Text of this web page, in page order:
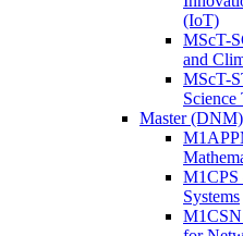
(IoT)
MScT-
and
MScT-
Master (DNM)
M1CPS
Systems